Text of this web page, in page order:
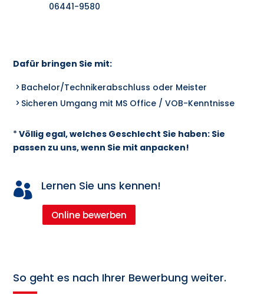
06441-9580
Dafür bringen Sie mit:
Bachelor/Technikerabschluss oder Meister
Sicheren Umgang mit MS Office / VOB-Kenntnisse
* Völlig egal, welches Geschlecht Sie haben: Sie
passen zu uns, wenn Sie mit anpacken!
 Lernen Sie uns kennen!
Online bewerben
So geht es nach Ihrer Bewerbung weiter.